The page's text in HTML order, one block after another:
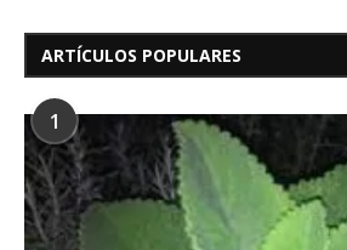
ARTÍCULOS POPULARES
1